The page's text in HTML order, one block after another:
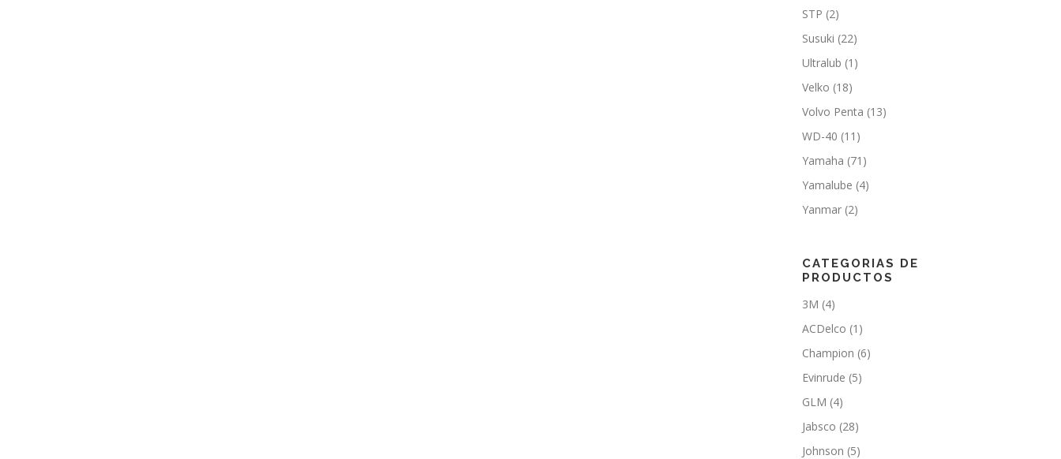
STP (2)
Susuki (22)
Ultralub (1)
Velko (18)
Volvo Penta (13)
WD-40 (11)
Yamaha (71)
Yamalube (4)
Yanmar (2)
CATEGORIAS DE
PRODUCTOS
3M (4)
ACDelco (1)
Champion (6)
Evinrude (5)
GLM (4)
Jabsco (28)
Johnson (5)